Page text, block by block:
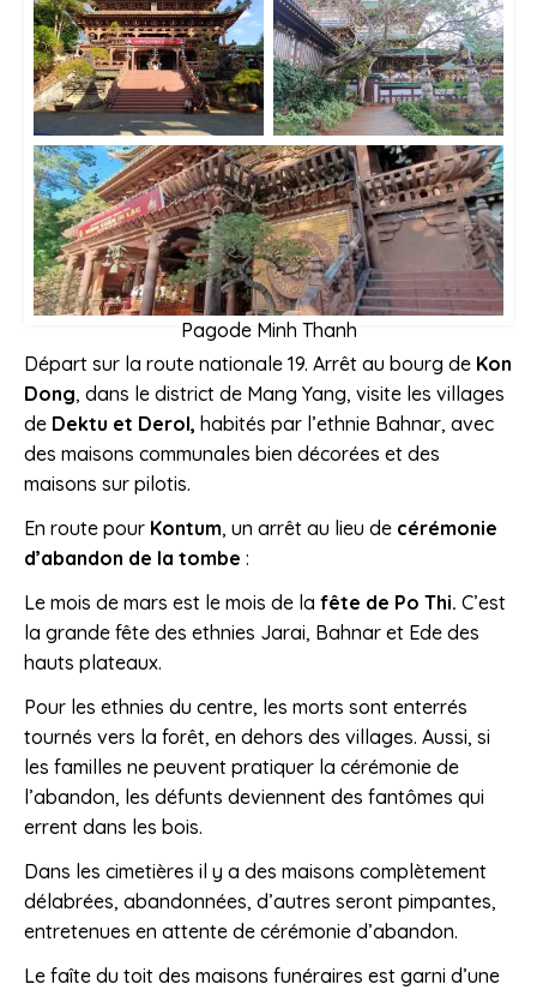
Pagode Minh Thanh
Départ sur la route nationale 19. Arrêt au bourg de Kon
Dong, dans le district de Mang Yang, visite les villages
de Dektu et Derol, habités par l’ethnie Bahnar, avec
des maisons communales bien décorées et des
maisons sur pilotis.
En route pour Kontum, un arrêt au lieu de cérémonie
d’abandon de la tombe :
Le mois de mars est le mois de la fête de Po Thi. C’est
la grande fête des ethnies Jarai, Bahnar et Ede des
hauts plateaux.
Pour les ethnies du centre, les morts sont enterrés
tournés vers la forêt, en dehors des villages. Aussi, si
les familles ne peuvent pratiquer la cérémonie de
l’abandon, les défunts deviennent des fantômes qui
errent dans les bois.
Dans les cimetières il y a des maisons complètement
délabrées, abandonnées, d’autres seront pimpantes,
entretenues en attente de cérémonie d’abandon.
Le faîte du toit des maisons funéraires est garni d’une